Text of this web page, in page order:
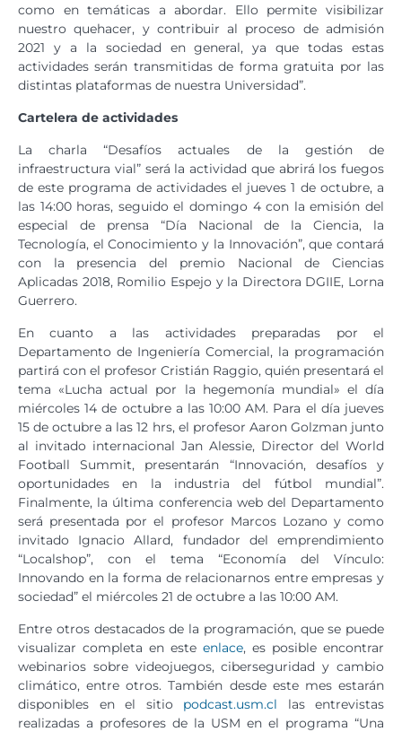
como en temáticas a abordar. Ello permite visibilizar
nuestro quehacer, y contribuir al proceso de admisión
2021 y a la sociedad en general, ya que todas estas
actividades serán transmitidas de forma gratuita por las
distintas plataformas de nuestra Universidad”.
Cartelera de actividades
La charla “Desafíos actuales de la gestión de
infraestructura vial” será la actividad que abrirá los fuegos
de este programa de actividades el jueves 1 de octubre, a
las 14:00 horas, seguido el domingo 4 con la emisión del
especial de prensa “Día Nacional de la Ciencia, la
Tecnología, el Conocimiento y la Innovación”, que contará
con la presencia del premio Nacional de Ciencias
Aplicadas 2018, Romilio Espejo y la Directora DGIIE, Lorna
Guerrero.
En cuanto a las actividades preparadas por el
Departamento de Ingeniería Comercial, la programación
partirá con el profesor Cristián Raggio, quién presentará el
tema «Lucha actual por la hegemonía mundial» el día
miércoles 14 de octubre a las 10:00 AM. Para el día jueves
15 de octubre a las 12 hrs, el profesor Aaron Golzman junto
al invitado internacional Jan Alessie, Director del World
Football Summit, presentarán “Innovación, desafíos y
oportunidades en la industria del fútbol mundial”.
Finalmente, la última conferencia web del Departamento
será presentada por el profesor Marcos Lozano y como
invitado Ignacio Allard, fundador del emprendimiento
“Localshop”, con el tema “Economía del Vínculo:
Innovando en la forma de relacionarnos entre empresas y
sociedad” el miércoles 21 de octubre a las 10:00 AM.
Entre otros destacados de la programación, que se puede
visualizar completa en este enlace, es posible encontrar
webinarios sobre videojuegos, ciberseguridad y cambio
climático, entre otros. También desde este mes estarán
disponibles en el sitio podcast.usm.cl las entrevistas
realizadas a profesores de la USM en el programa “Una